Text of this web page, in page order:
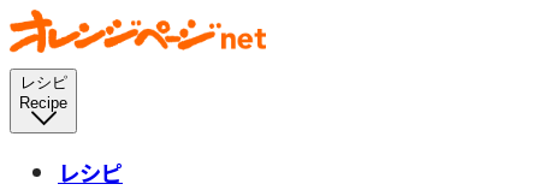
レシピ
Recipe
レシピ